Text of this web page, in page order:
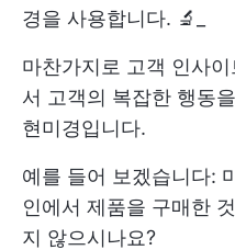
경을 사용합니다. 🔬_
마찬가지로 고객 인사
서 고객의 복잡한 행동
현미경입니다.
예를 들어 보겠습니다:
인에서 제품을 구매한
지 않으시나요?